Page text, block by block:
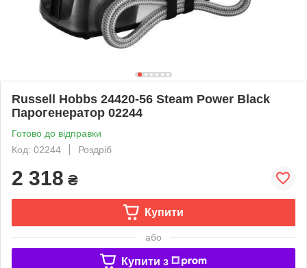
Russell Hobbs 24420-56 Steam Power Black
Парогенератор 02244
Готово до відправки
Код: 02244
Роздріб
2 318 ₴
Купити
або
Купити з